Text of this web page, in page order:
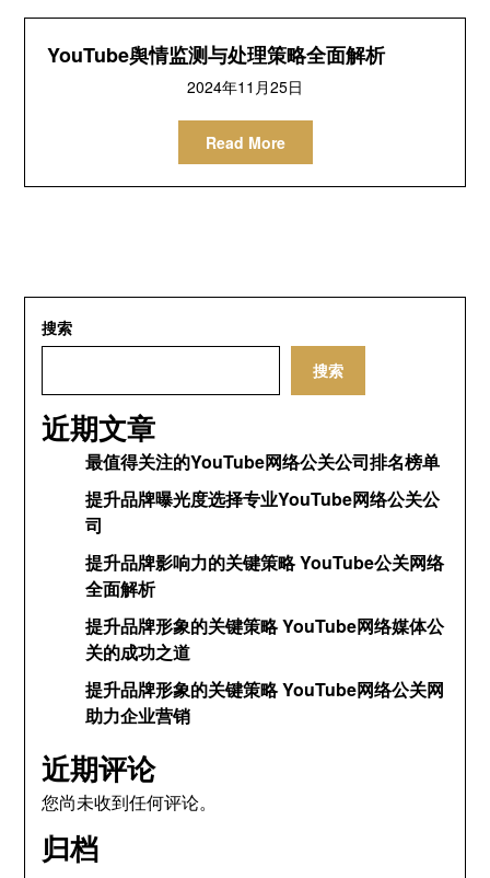
YouTube舆情监测与处理策略全面解析
2024年11月25日
Read More
搜索
搜索
近期文章
最值得关注的YouTube网络公关公司排名榜单
提升品牌曝光度选择专业YouTube网络公关公
司
提升品牌影响力的关键策略 YouTube公关网络
全面解析
提升品牌形象的关键策略 YouTube网络媒体公
关的成功之道
提升品牌形象的关键策略 YouTube网络公关网
助力企业营销
近期评论
您尚未收到任何评论。
归档